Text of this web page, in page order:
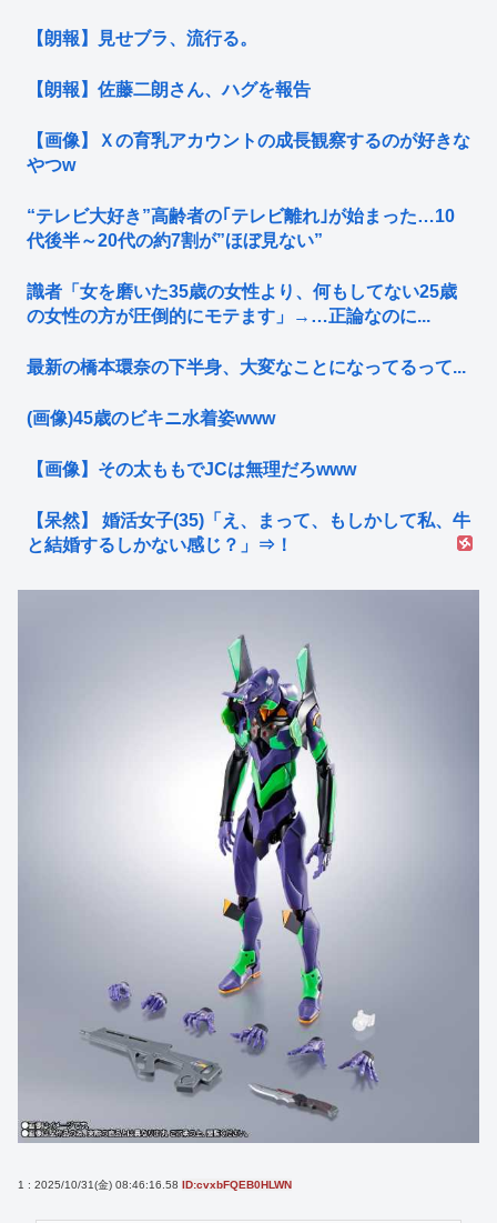
【朗報】見せブラ、流行る。
【朗報】佐藤二朗さん、ハグを報告
【画像】Ｘの育乳アカウントの成長観察するのが好きな
やつw
“テレビ大好き”高齢者の｢テレビ離れ｣が始まった…10
代後半～20代の約7割が”ほぼ見ない”
識者「女を磨いた35歳の女性より、何もしてない25歳
の女性の方が圧倒的にモテます」→…正論なのに...
最新の橋本環奈の下半身、大変なことになってるって...
(画像)45歳のビキニ水着姿www
【画像】その太ももでJCは無理だろwww
【呆然】 婚活女子(35)「え、まって、もしかして私、牛
と結婚するしかない感じ？」⇒！
1 : 2025/10/31(金) 08:46:16.58 ID:cvxbFQEB0HLWN